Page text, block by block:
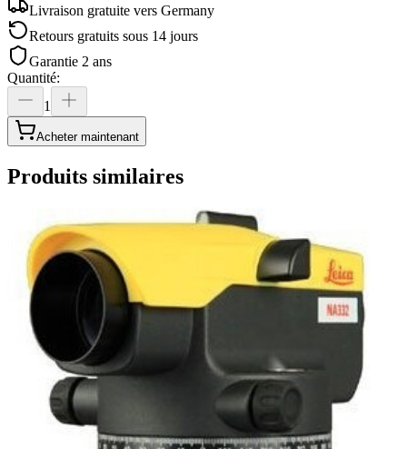
Livraison gratuite vers Germany
Retours gratuits sous 14 jours
Garantie 2 ans
Quantité:
1
Acheter maintenant
Produits similaires